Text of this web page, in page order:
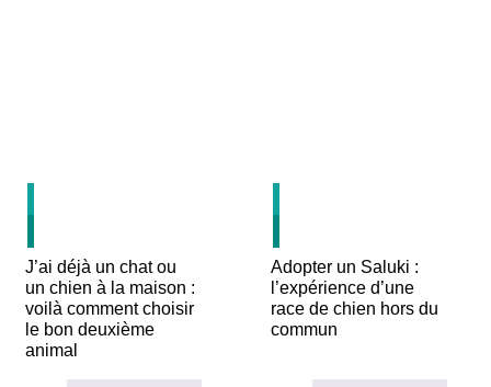
J’ai déjà un chat ou
un chien à la maison :
voilà comment choisir
le bon deuxième
animal
Adopter un Saluki :
l’expérience d’une
race de chien hors du
commun